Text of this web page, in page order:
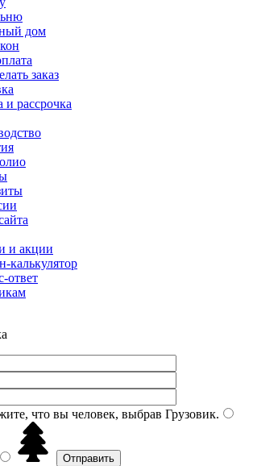
дом
заказ
и рассрочка
и акции
калькулятор
ответ
что вы человек, выбрав Грузовик.